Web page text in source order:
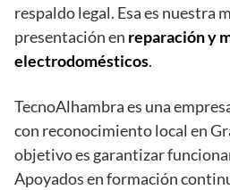
respaldo legal. Esa es nuestra
presentación en reparación y
electrodomésticos.
TecnoAlhambra es una
con reconocimiento local en
objetivo es garantizar
Apoyados en formación